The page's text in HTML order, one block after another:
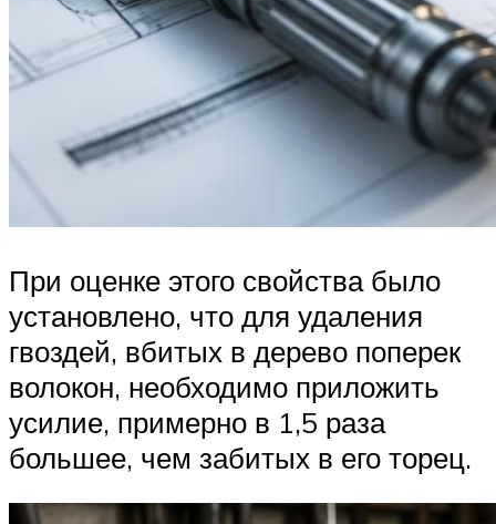
При оценке этого свойства было
установлено, что для удаления
гвоздей, вбитых в дерево поперек
волокон, необходимо приложить
усилие, примерно в 1,5 раза
большее, чем забитых в его торец.